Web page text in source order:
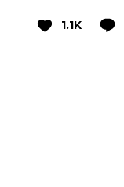
1.1K